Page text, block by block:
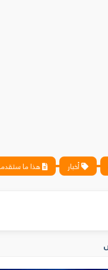
أخبار هذا ما ستقدمه